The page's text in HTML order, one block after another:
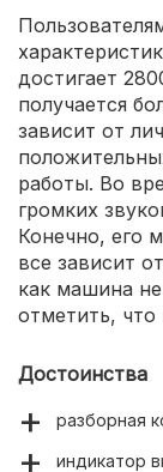
достигает
получается
зависит от
работы. Во
громких
Конечно, его
все зависит
как машина
отметить,
Достоинства
разборная
индикатор